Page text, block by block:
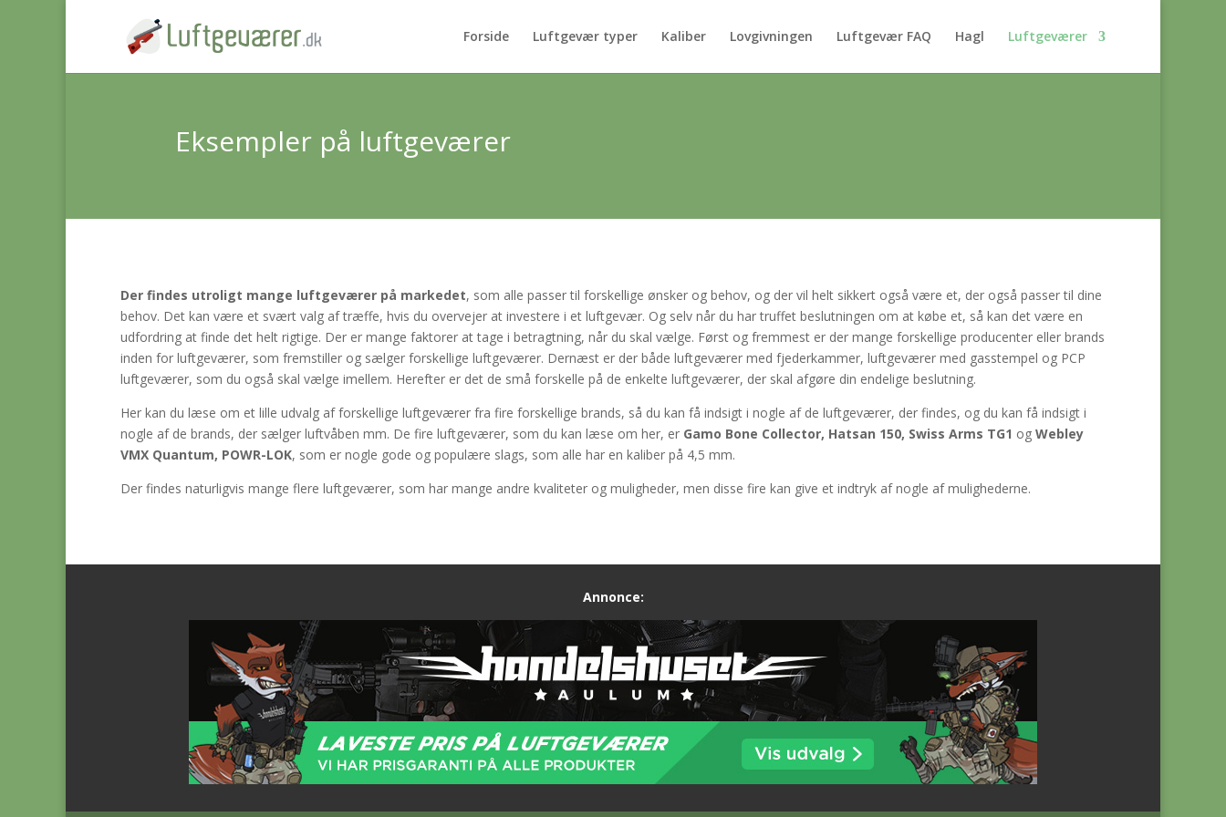
Forside Luftgevær typer Kaliber Lovgivningen Luftgevær FAQ Hagl Luftgeværer
Eksempler på luftgeværer
Der findes utroligt mange luftgeværer på markedet, som alle passer til forskellige ønsker og behov, og der vil helt sikkert også være et, der også passer til dine
behov. Det kan være et svært valg af træffe, hvis du overvejer at investere i et luftgevær. Og selv når du har truffet beslutningen om at købe et, så kan det være en
udfordring at finde det helt rigtige. Der er mange faktorer at tage i betragtning, når du skal vælge. Først og fremmest er der mange forskellige producenter eller brands
inden for luftgeværer, som fremstiller og sælger forskellige luftgeværer. Dernæst er der både luftgeværer med fjederkammer, luftgeværer med gasstempel og PCP
luftgeværer, som du også skal vælge imellem. Herefter er det de små forskelle på de enkelte luftgeværer, der skal afgøre din endelige beslutning.
Her kan du læse om et lille udvalg af forskellige luftgeværer fra fire forskellige brands, så du kan få indsigt i nogle af de luftgeværer, der findes, og du kan få indsigt i
nogle af de brands, der sælger luftvåben mm. De fire luftgeværer, som du kan læse om her, er Gamo Bone Collector, Hatsan 150, Swiss Arms TG1 og Webley
VMX Quantum, POWR-LOK, som er nogle gode og populære slags, som alle har en kaliber på 4,5 mm.
Der findes naturligvis mange flere luftgeværer, som har mange andre kvaliteter og muligheder, men disse fire kan give et indtryk af nogle af mulighederne.
Annonce: